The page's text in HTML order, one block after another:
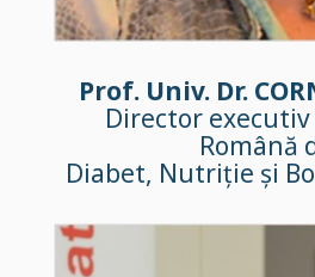
Prof. Univ. Dr.
Director
Română
Diabet, Nutriție și